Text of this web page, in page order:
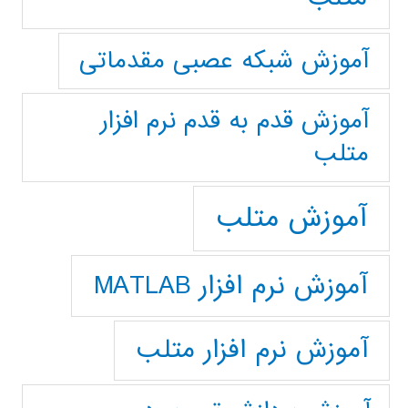
آموزش شبکه عصبی مقدماتی
آموزش قدم به قدم نرم افزار
متلب
آموزش متلب
آموزش نرم افزار MATLAB
آموزش نرم افزار متلب